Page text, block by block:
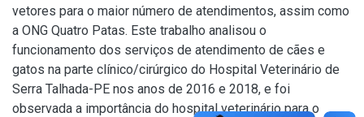
vetores para o maior número de atendimentos, assim como
a ONG Quatro Patas. Este trabalho analisou o
funcionamento dos serviços de atendimento de cães e
gatos na parte clínico/cirúrgico do Hospital Veterinário de
Serra Talhada-PE nos anos de 2016 e 2018, e foi
observada a importância do hospital veterinário para o